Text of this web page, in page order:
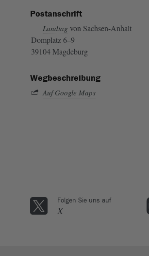
Postanschrift
Landtag von Sachsen-Anhalt
Domplatz 6–9
39104 Magdeburg
Wegbeschreibung
Auf Google Maps
Folgen Sie uns auf
X